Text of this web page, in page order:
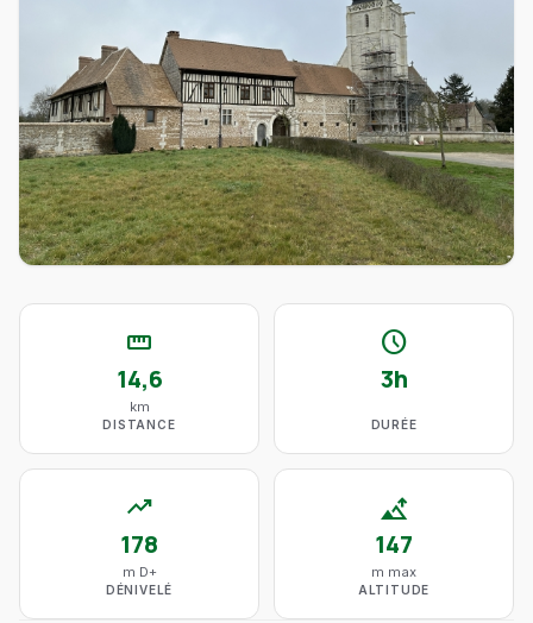
straighten
14,6
km
DISTANCE
schedule
3h
DURÉE
trending_up
178
m D+
DÉNIVELÉ
altitude
147
m max
ALTITUDE